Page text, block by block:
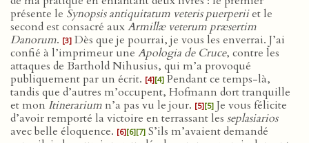
présente le Synopsis antiquitatum veteris puerperiiet le
second est consacré auxArmillæ veterum præsertim
Danorum. [3] Dès que je pourrai, je vous les enverrai. J’ai
confié à l’imprimeur une Apologia de Cruce, contre les
attaques de Barthold Nihusius, qui m’a provoqué
publiquement par un écrit. [4][4] Pendant ce temps-là,
tandis que d’autres m’occupent, Hofmann dort tranquille
et mon Itinerariumn’a pas vu le jour. [5][5] Je vous félicite
d’avoir remporté la victoire en terrassant les seplasiarios
avec belle éloquence. [6][6][7] S’ils m’avaient demandé